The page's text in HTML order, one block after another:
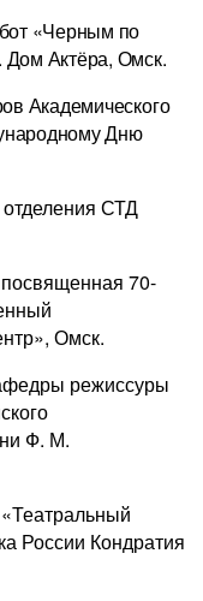
«Черным по
Дом Актёра, Омск.
Академического
Дню
СТД
70-
Омск.
режиссуры
Ф. М.
России Кондратия